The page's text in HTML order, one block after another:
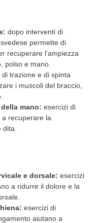
dopo interventi di
permette di
recuperare l’ampiezza
polso e mano.
di trazione e di spinta
i muscoli del braccio,
mano: esercizi di
recuperare la
e dorsale: esercizi
a ridurre il dolore e la
esercizi di
aiutano a